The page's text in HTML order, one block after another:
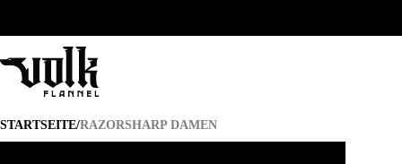
STARTSEITE/RAZORSHARP DAMEN
RAZORSHARP DAMEN